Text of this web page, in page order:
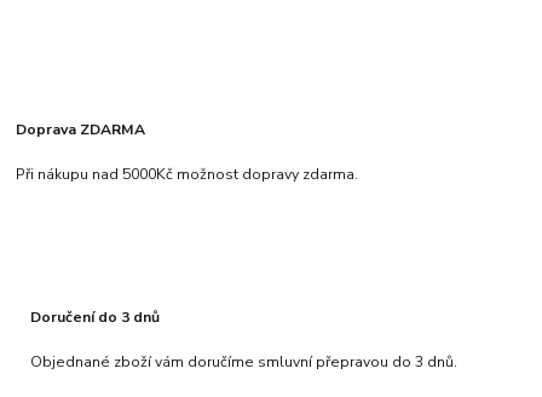
Doprava ZDARMA
Při nákupu nad 5000Kč možnost dopravy zdarma.
Doručení do 3 dnů
Objednané zboží vám doručíme smluvní přepravou do 3 dnů.